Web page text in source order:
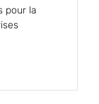
pour la